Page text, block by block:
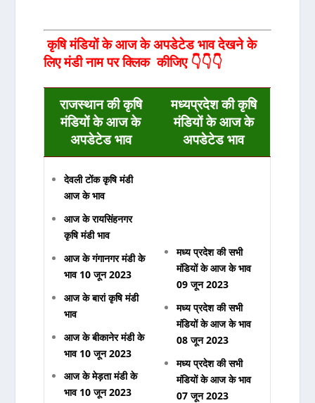
कृषि मंडियों के आज के अपडेटेड भाव देखने के
लिए मंडी नाम पर क्लिक कीजिए 👇👇👇
राजस्थान की कृषि
मंडियों के आज के
अपडेटेड भाव
मध्यप्रदेश की कृषि
मंडियों के आज के
अपडेटेड भाव
देवली टोंक कृषि मंडी
आज के भाव
आज के रायसिंहनगर
कृषि मंडी भाव
आज के गंगानगर मंडी के
भाव 10 जून 2023
आज के बारां कृषि मंडी
भाव
आज के बीकानेर मंडी के
भाव 10 जून 2023
आज के मेड़ता मंडी के
भाव 10 जून 2023
मध्य प्रदेश की सभी
मंडियों के आज के भाव
09 जून 2023
मध्य प्रदेश की सभी
मंडियों के आज के भाव
08 जून 2023
मध्य प्रदेश की सभी
मंडियों के आज के भाव
07 जून 2023